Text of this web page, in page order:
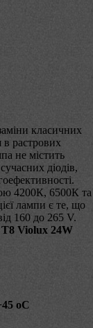
класичних
растрових
не містить
діодів,
4200К, 6500К та
лампи є те, що
160 до 265 V.
T8 Violux 24W
oC